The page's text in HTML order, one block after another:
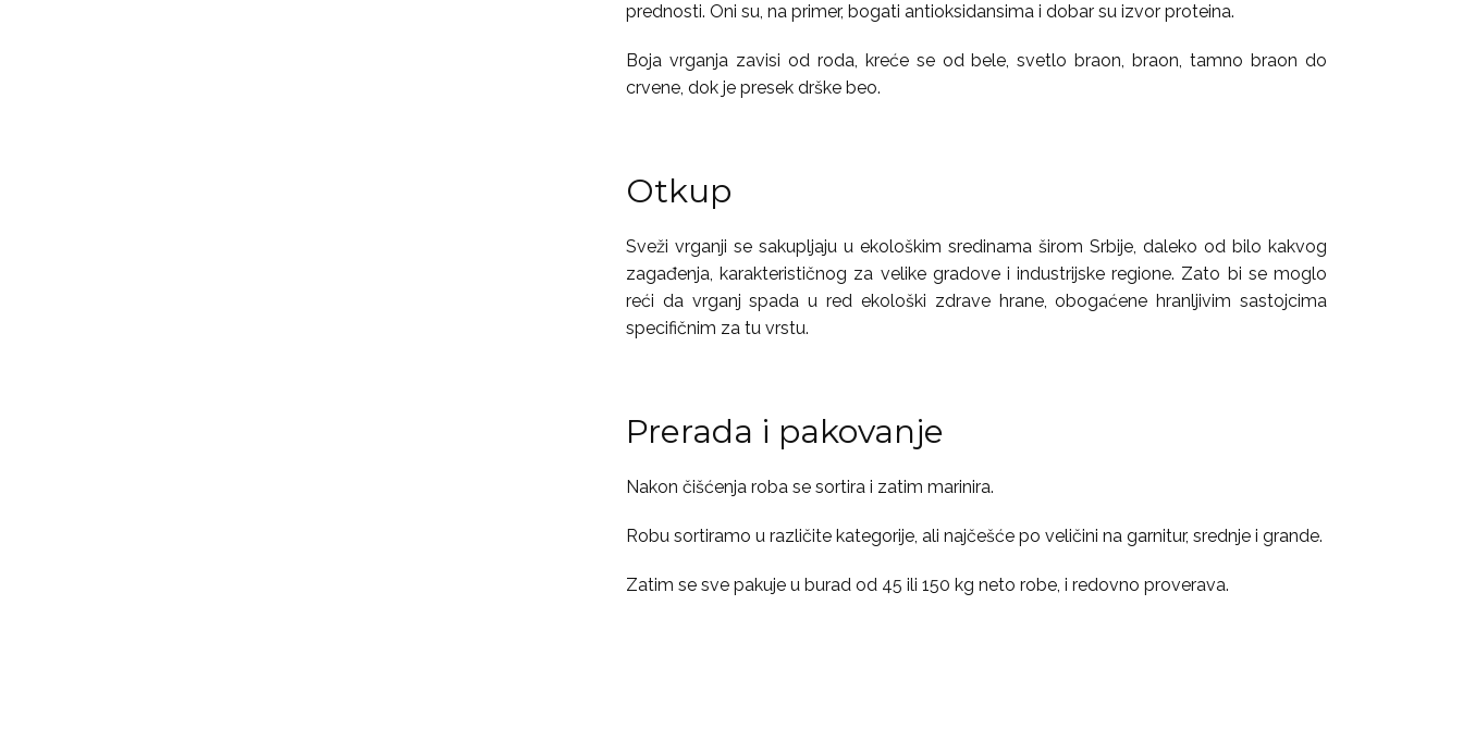
prednosti. Oni su, na primer, bogati antioksidansima i dobar su izvor proteina.
Boja vrganja zavisi od roda, kreće se od bele, svetlo braon, braon, tamno braon do
crvene, dok je presek drške beo.
Otkup
Sveži vrganji se sakupljaju u ekološkim sredinama širom Srbije, daleko od bilo kakvog
zagađenja, karakterističnog za velike gradove i industrijske regione. Zato bi se moglo
reći da vrganj spada u red ekološki zdrave hrane, obogaćene hranljivim sastojcima
specifičnim za tu vrstu.
Prerada i pakovanje
Nakon čišćenja roba se sortira i zatim marinira.
Robu sortiramo u različite kategorije, ali najčešće po veličini na garnitur, srednje i grande.
Zatim se sve pakuje u burad od 45 ili 150 kg neto robe, i redovno proverava.